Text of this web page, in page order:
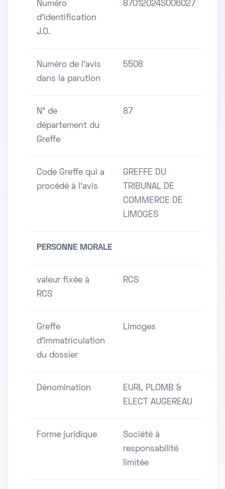
Numéro
d'identification
J.O.
87012024S006027
Numéro de l'avis
dans la parution
5508
N° de
département du
Greffe
87
Code Greffe qui a
procédé à l'avis
GREFFE DU
TRIBUNAL DE
COMMERCE DE
LIMOGES
PERSONNE MORALE
valeur fixée à
RCS
RCS
Greffe
d'immatriculation
du dossier
Limoges
Dénomination
EURL PLOMB &
ELECT AUGEREAU
Forme juridique
Société à
responsabilité
limitée